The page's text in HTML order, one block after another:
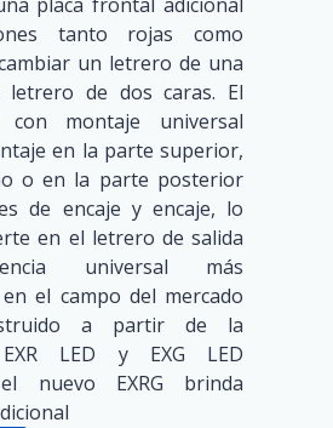
tanto rojas como
un letrero de una
de dos caras. El
con montaje universal
en la parte superior,
o en la parte posterior
de encaje y encaje, lo
en el letrero de salida
universal más
el campo del mercado
a partir de la
LED y EXG LED
nuevo EXRG brinda